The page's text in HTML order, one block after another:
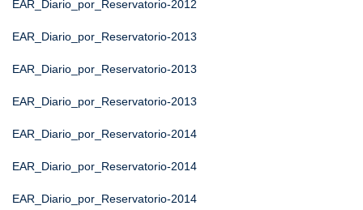
EAR_Diario_por_Reservatorio-2012
EAR_Diario_por_Reservatorio-2013
EAR_Diario_por_Reservatorio-2013
EAR_Diario_por_Reservatorio-2013
EAR_Diario_por_Reservatorio-2014
EAR_Diario_por_Reservatorio-2014
EAR_Diario_por_Reservatorio-2014